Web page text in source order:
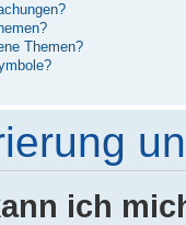
Themen?
ich